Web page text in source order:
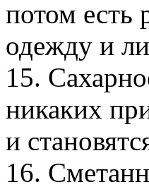
потом есть
одежду и
15.
никаких
и
16.